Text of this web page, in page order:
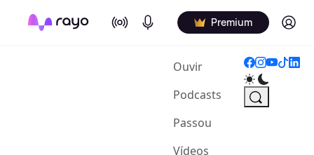
On Air Podcasts Premium Log in
Ouvir(current)
Podcasts
Passou
Vídeos